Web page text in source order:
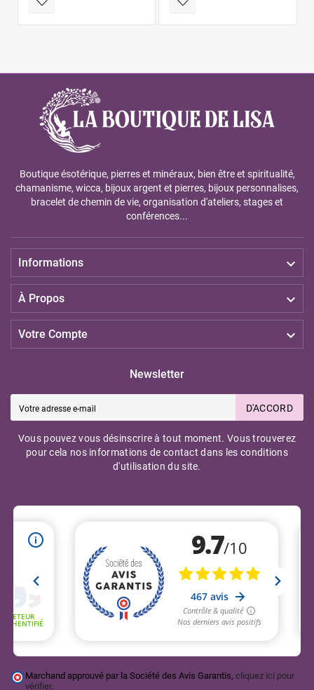
Boutique ésotérique, pierres et minéraux, bien être et spiritualité,
chamanisme, wicca, bijoux argent et pierres, bijoux personnalises,
bracelet de chemin de vie, organisation d'ateliers, stages et
conférences...
Informations 
À Propos 
Votre Compte 
Newsletter
D'ACCORD
Vous pouvez vous désinscrire à tout moment. Vous trouverez
pour cela nos informations de contact dans les conditions
d'utilisation du site.
Marchand approuvé par la Société des Avis Garantis, cliquez ici pour
vérifier.